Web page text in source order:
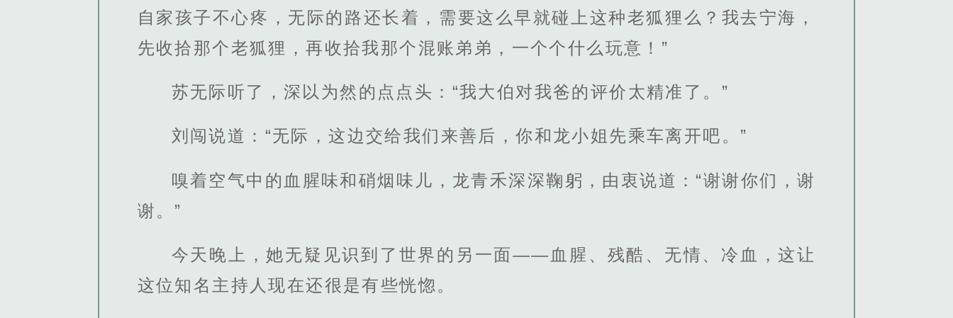
自家孩子不心疼，无际的路还长着，需要这么早就碰上这种老狐狸么？我去宁海，
先收拾那个老狐狸，再收拾我那个混账弟弟，一个个什么玩意！”
苏无际听了，深以为然的点点头：“我大伯对我爸的评价太精准了。”
刘闯说道：“无际，这边交给我们来善后，你和龙小姐先乘车离开吧。”
嗅着空气中的血腥味和硝烟味儿，龙青禾深深鞠躬，由衷说道：“谢谢你们，谢
谢。”
今天晚上，她无疑见识到了世界的另一面——血腥、残酷、无情、冷血，这让
这位知名主持人现在还很是有些恍惚。